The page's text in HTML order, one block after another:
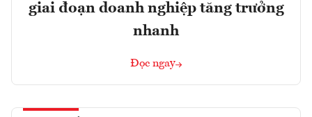
giai đoạn doanh nghiệp tăng trưởng
nhanh
Đọc ngay